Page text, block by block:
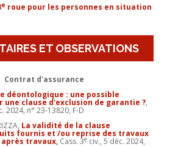
e roue pour les personnes en situation
ET OBSERVATIONS
Contrat d'assurance
déontologique : une possible
clause d'exclusion de garantie ?,
2024, n° 23-13820, F-D
La validité de la clause
fournis et /ou reprise des travaux
après travaux, Cass. 3eciv., 5 déc. 2024,